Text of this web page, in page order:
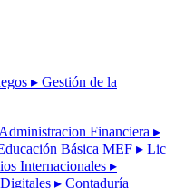
▸ Gestión de la
Financiera ▸
Básica MEF ▸ Lic
Internacionales ▸
▸ Contaduría